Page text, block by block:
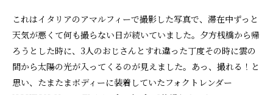
これはイタリアのアマルフィーで撮影した写真で、滞在中ずっと
天気が悪くて何も撮らない日が続いていました。夕方桟橋から帰
ろうとした時に、3人のおじさんとすれ違った丁度その時に雲の
間から太陽の光が入ってくるのが見えました。あっ、撮れる！と
思い、たまたまボディーに装着していたフォクトレンダー